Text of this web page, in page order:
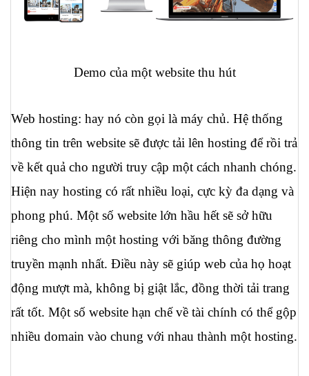
Demo của một website thu hút
Web hosting: hay nó còn gọi là máy chủ. Hệ thống
thông tin trên website sẽ được tải lên hosting để rồi trả
về kết quả cho người truy cập một cách nhanh chóng.
Hiện nay hosting có rất nhiều loại, cực kỳ đa dạng và
phong phú. Một số website lớn hầu hết sẽ sở hữu
riêng cho mình một hosting với băng thông đường
truyền mạnh nhất. Điều này sẽ giúp web của họ hoạt
động mượt mà, không bị giật lắc, đồng thời tải trang
rất tốt. Một số website hạn chế về tài chính có thể gộp
nhiều domain vào chung với nhau thành một hosting.